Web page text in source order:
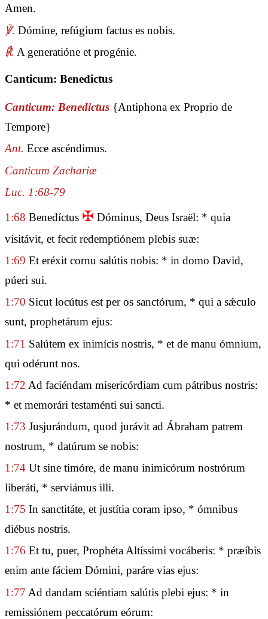
Amen.
℣. Dómine, refúgium factus es nobis.
℟. A generatióne et progénie.
Canticum: Benedictus
Canticum: Benedictus {Antiphona ex Proprio de
Tempore}
Ant. Ecce ascéndimus.
Canticum Zachariæ
Luc. 1:68-79
1:68 Benedíctus ✠ Dóminus, Deus Israël: * quia
visitávit, et fecit redemptiónem plebis suæ:
1:69 Et eréxit cornu salútis nobis: * in domo David,
púeri sui.
1:70 Sicut locútus est per os sanctórum, * qui a sǽculo
sunt, prophetárum ejus:
1:71 Salútem ex inimícis nostris, * et de manu ómnium,
qui odérunt nos.
1:72 Ad faciéndam misericórdiam cum pátribus nostris:
* et memorári testaménti sui sancti.
1:73 Jusjurándum, quod jurávit ad Ábraham patrem
nostrum, * datúrum se nobis:
1:74 Ut sine timóre, de manu inimicórum nostrórum
liberáti, * serviámus illi.
1:75 In sanctitáte, et justítia coram ipso, * ómnibus
diébus nostris.
1:76 Et tu, puer, Prophéta Altíssimi vocáberis: * præíbis
enim ante fáciem Dómini, paráre vias ejus:
1:77 Ad dandam sciéntiam salútis plebi ejus: * in
remissiónem peccatórum eórum: